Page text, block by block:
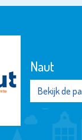
Naut
Bekijk de